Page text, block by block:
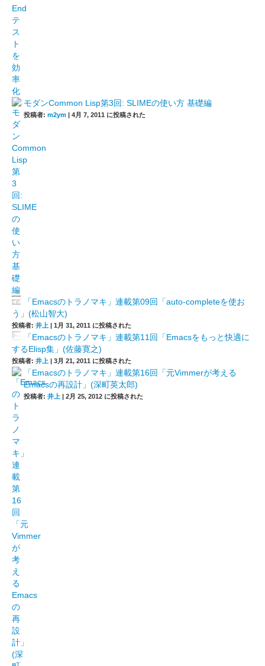
モダンCommon Lisp第3回: SLIMEの使い方 基礎編
投稿者: m2ym | 4月 7, 2011 に投稿された
「Emacsのトラノマキ」連載第09回「auto-completeを使お
う」(松山智大)
投稿者: 井上 | 1月 31, 2011 に投稿された
「Emacsのトラノマキ」連載第11回「Emacsをもっと快適に
するElisp集」(佐藤寛之)
投稿者: 井上 | 3月 21, 2011 に投稿された
「Emacsのトラノマキ」連載第16回「元Vimmerが考える
Emacsの再設計」(深町英太郎)
投稿者: 井上 | 2月 25, 2012 に投稿された